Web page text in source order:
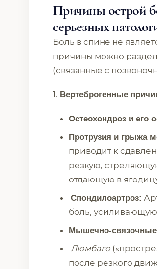
Причины острой
серьезных
Боль в спине не
причины можно
(связанные с
1. Вертеброгенные
Остеохондроз и его
Протрузия и грыжа
приводит к
резкую,
отдающую в
Спондилоартроз:
боль,
Мышечно-связочные
Люмбаго
после резкого